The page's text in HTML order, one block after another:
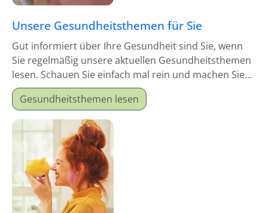
Unsere Gesundheitsthemen für Sie
Gut informiert über Ihre Gesundheit sind Sie, wenn
Sie regelmäßig unsere aktuellen Gesundheitsthemen
lesen. Schauen Sie einfach mal rein und machen Sie
sich schlau!
Gesundheitsthemen lesen